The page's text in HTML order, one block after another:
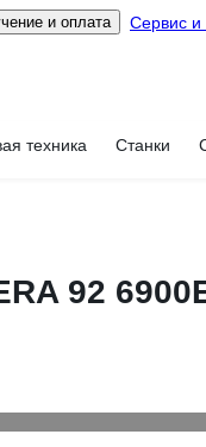
и оплата Сервис и
техника Станки
92